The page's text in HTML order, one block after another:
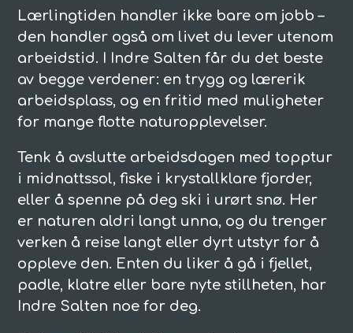
Lærlingtiden handler ikke bare om jobb –
den handler også om livet du lever utenom
arbeidstid. I Indre Salten får du det beste
av begge verdener: en trygg og lærerik
arbeidsplass, og en fritid med muligheter
for mange flotte naturopplevelser.
Tenk å avslutte arbeidsdagen med topptur
i midnattssol, fiske i krystallklare fjorder,
eller å spenne på deg ski i urørt snø. Her
er naturen aldri langt unna, og du trenger
verken å reise langt eller dyrt utstyr for å
oppleve den. Enten du liker å gå i fjellet,
padle, klatre eller bare nyte stillheten, har
Indre Salten noe for deg.